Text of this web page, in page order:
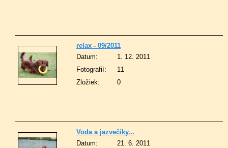
relax - 09/2011
Datum:
1. 12. 2011
Fotografií:
11
Zložiek:
0
Voda a jazvečíky...
Datum:
21. 6. 2011